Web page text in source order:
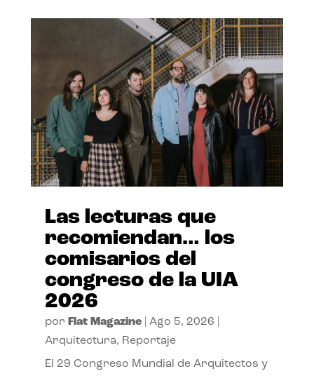
Las lecturas que
recomiendan… los
comisarios del
congreso de la UIA
2026
por Flat Magazine| Ago 5, 2026
Arquitectura, Reportaje
El 29 Congreso Mundial de Arquitectos y